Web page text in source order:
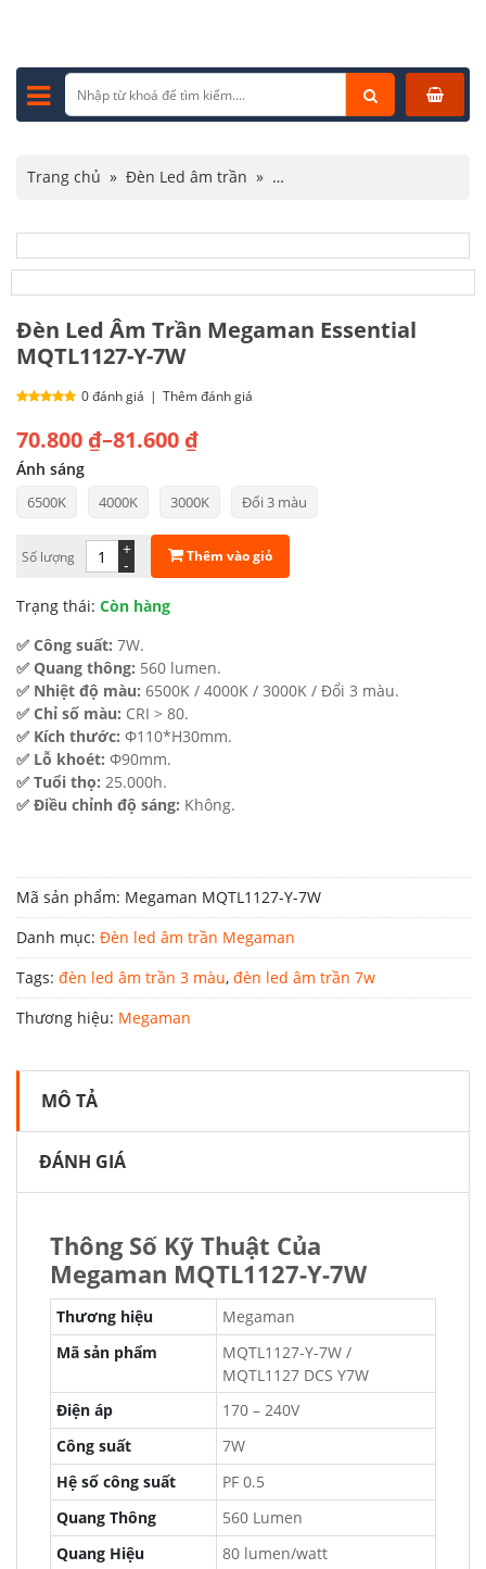
Trang chủ » Đèn Led âm trần »
Đèn Led Âm Trần Megaman Essential MQTL1127-Y-7W
Đèn Led Âm Trần Megaman Essential
MQTL1127-Y-7W
0 đánh giá | Thêm đánh giá
70.800 ₫–81.600 ₫
Khoảng
giá:
từ
70.800 ₫
81.600 ₫
Ánh sáng
6500K 4000K 3000K Đổi 3 màu
Số lượng -
+ Thêm vào giỏ
Trạng thái: Còn hàng
✅ Công suất: 7W.
✅ Quang thông: 560 lumen.
✅ Nhiệt độ màu: 6500K / 4000K / 3000K / Đổi 3 màu.
✅ Chỉ số màu: CRI > 80.
✅ Kích thước: Φ110*H30mm.
✅ Lỗ khoét: Φ90mm.
✅ Tuổi thọ: 25.000h.
✅ Điều chỉnh độ sáng: Không.
Mã sản phẩm: Megaman MQTL1127-Y-7W
Danh mục: Đèn led âm trần Megaman
Tags: đèn led âm trần 3 màu, đèn led âm trần 7w
Thương hiệu: Megaman
MÔ TẢ
ĐÁNH GIÁ
Thông Số Kỹ Thuật Của
Megaman MQTL1127-Y-7W
Thương hiệu
Megaman
Mã sản phẩm
MQTL1127-Y-7W /
MQTL1127 DCS Y7W
Điện áp
170 – 240V
Công suất
7W
Hệ số công suất
PF 0.5
Quang Thông
560 Lumen
Quang Hiệu
80 lumen/watt